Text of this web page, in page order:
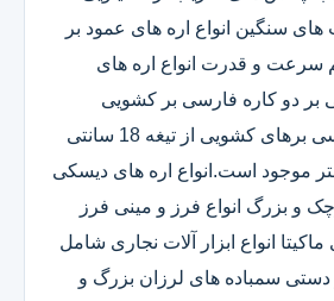
های سنگین انواع اره های عمود بر
سرعت و قدرت انواع اره های
بر دو کاره فارسی بر کشویی
کوچک و بزرک که فارسی برهای کشویی از تیغه 18 سانتی
30 سانتی متر موجود است.انواع اره های دیسکی
و بزرگ انواع فرز و مینی فرز
انواع ابزار آلات نجاری شامل
سمباده های لرزان بزرگ و